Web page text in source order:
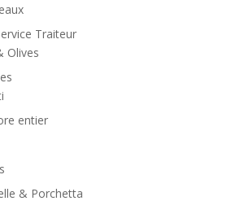
Traiteur
Olives
entier
& Porchetta